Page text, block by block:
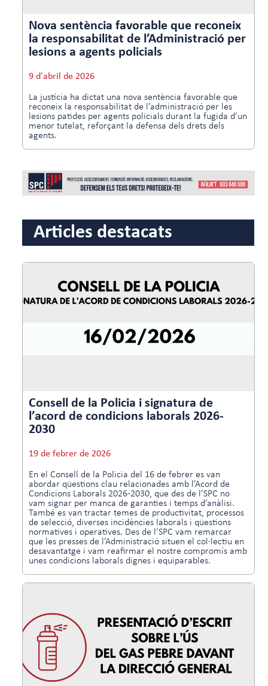
Nova sentència favorable que reconeix
la responsabilitat de l’Administració per
lesions a agents policials
9 d'abril de 2026
La justícia ha dictat una nova sentència favorable que
reconeix la responsabilitat de l’administració per les
lesions patides per agents policials durant la fugida d’un
menor tutelat, reforçant la defensa dels drets dels
agents.
Articles destacats
Consell de la Policia i signatura de
l’acord de condicions laborals 2026-
2030
19 de febrer de 2026
En el Consell de la Policia del 16 de febrer es van
abordar qüestions clau relacionades amb l’Acord de
Condicions Laborals 2026-2030, que des de l’SPC no
vam signar per manca de garanties i temps d’anàlisi.
També es van tractar temes de productivitat, processos
de selecció, diverses incidències laborals i qüestions
normatives i operatives. Des de l’SPC vam remarcar
que les presses de l’Administració situen el col·lectiu en
desavantatge i vam reafirmar el nostre compromís amb
unes condicions laborals dignes i equiparables.